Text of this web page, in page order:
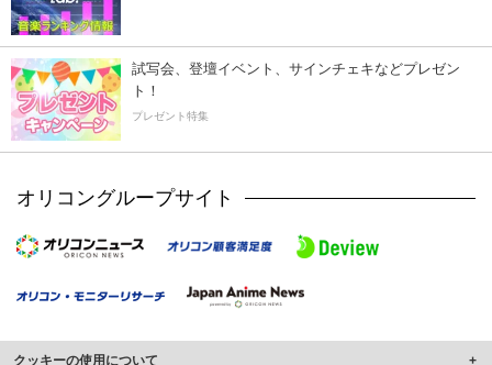
試写会、登壇イベント、サインチェキなどプレゼン
ト！
プレゼント特集
オリコングループサイト
クッキーの使用について